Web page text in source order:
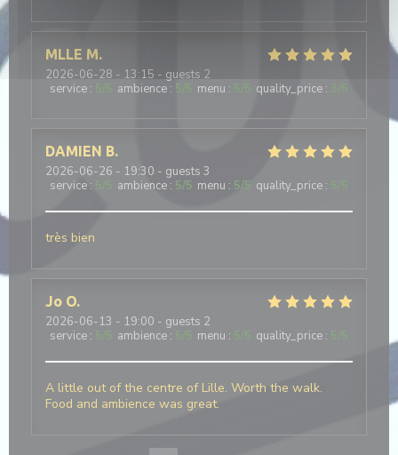
MLLE M
2026-06-28 - 13:15 - guests 2
service : /5 ambience : 5 menu : /5 quality_price :
DAMIEN B
2026-06-26 - 19:30 - guests 3
service : 5 ambience : 5/5 menu : 5/5 quality_price :
très bien
Jo O
2026-06-13 - 19:00 - guests 2
service : ambience : menu : quality_price :
A little out of the centre of Lille. Worth the walk.
Food and ambience was great.